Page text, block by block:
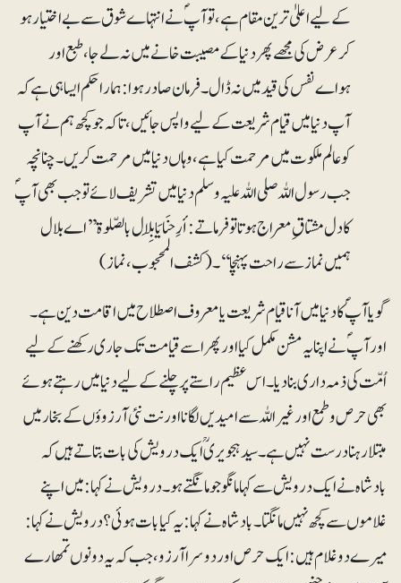
کے لیے اعلیٰ ترین مقام ہے، تو آپؐ نے انتہاے شوق سے بے اختیار ہو
کر عرض کی مجھے پھر دنیا کے مصیبت خانے میں نہ لے جا، طبع اور
ہواے نفس کی قید میں نہ ڈال۔ فرمان صادر ہوا: ہمارا حکم ایسا ہی ہے کہ
آپ دنیا میں قیام شریعت کے لیے واپس جائیں ، تاکہ جو کچھ ہم نے آپ
کو عالم ملکوت میں مرحمت کیا ہے، وہاں دنیا میں مرحمت کریں۔ چنانچہ
جب رسول اللہ صلی اللہ علیہ وسلم دنیا میں تشریف لائے تو جب بھی آپؐ
کا دل مشتاق ِ معراج ہوتا تو فرماتے:أرِحنَا یَابِلَال بالصّلوۃ ’’اے بلال
ہمیں نماز سے راحت پہنچا‘‘۔(کشف المحجوب، نماز)
گویا آپؐ کا دنیا میں آنا قیام شریعت یا معروف اصطلاح میں اقامت دین ہے۔
اور آپؐ نے اپنا یہ مشن مکمل کیا اور پھر اسے قیامت تک جاری رکھنے کے لیے
اُمّت کی ذمہ داری بنادیا۔ اس عظیم راستے پر چلنے کے لیے دنیا میں رہتے ہوئے
بھی حرص وطمع اور غیر اللہ سے امیدیں لگانا اور نت نئی آرزوؤں کے بخار میں
مبتلا رہنا درست نہیں ہے۔ سید ہجویریؒ ایک درویش کی بات بتاتے ہیں کہ
بادشاہ نے ایک درویش سے کہا مانگو جو مانگتے ہو۔ درویش نے کہا: میں اپنے
غلاموں سے کچھ نہیں مانگتا۔ بادشاہ نے کہا :یہ کیا بات ہوئی؟ درویش نے کہا:
میرے دو غلام ہیں: ایک حرص اور دوسرا آرزو، جب کہ یہ دونوں تمھارے